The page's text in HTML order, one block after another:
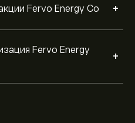
Fervo Energy Co +
Fervo Energy
+